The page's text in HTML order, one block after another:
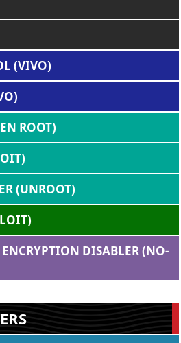
(VIVO)
ROOT)
(UNROOT)
DISABLER (NO-